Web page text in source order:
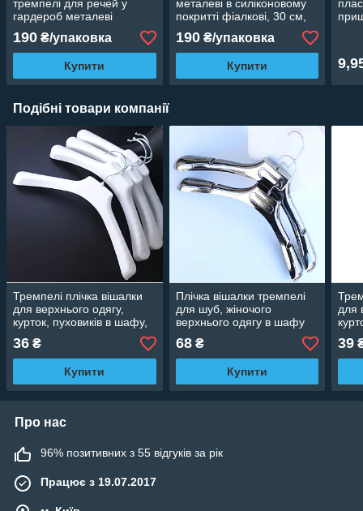
тремпелі для речей у
гардероб металеві
силіконові м'ятні, 30 см,
10 шт.
190 ₴/упаковка
Купити
металеві в силіконовому
покритті фіалкові, 30 см,
10 шт
190₴/упаковка
Купити
Подібні товари компанії
Тремпелі плічка вішалки
для верхнього одягу,
курток, пуховиків в шафу,
36 ₴
Купити
Плічка вішалки тремпелі
для шуб, жіночого
верхнього одягу в шафу
68₴
Купити
для
39
Про нас
96% позитивних з 55 відгуків за рік
Працює з 19.07.2017